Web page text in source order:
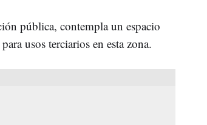
pública, contempla un espacio
usos terciarios en esta zona.